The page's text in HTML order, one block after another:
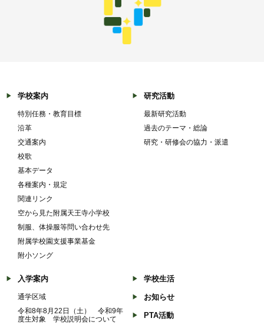
学校案内
特別任務・教育目標
沿革
交通案内
校歌
基本データ
各種案内・規定
関連リンク
空から見た附属天王寺小学校
制服、体操服等問い合わせ先
附属学校園支援事業基金
附小ソング
研究活動
最新研究活動
過去のテーマ・総論
研究・研修会の協力・派遣
入学案内
通学区域
令和8年8月22日（土） 令和9年
度生対象 学校説明会について
学校生活
お知らせ
PTA活動